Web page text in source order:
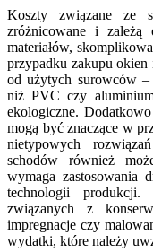
Koszty związane ze
zróżnicowane i
materiałów,
przypadku zakupu
od użytych surowców –
niż PVC czy
ekologiczne.
mogą być znaczące w
nietypowych
schodów również
wymaga zastosowania
technologii
związanych z
impregnacje czy
wydatki, które należy